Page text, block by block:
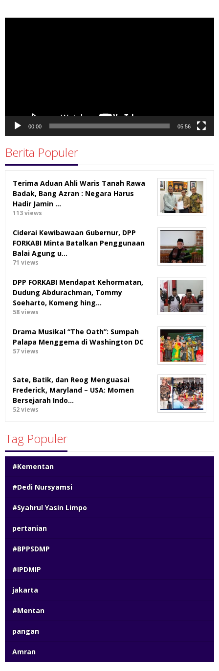
00:00 05:56
Berita Populer
Terima Aduan Ahli Waris Tanah Rawa
Badak, Bang Azran : Negara Harus
Hadir Jamin …
113 views
Ciderai Kewibawaan Gubernur, DPP
FORKABI Minta Batalkan Penggunaan
Balai Agung u…
71 views
DPP FORKABI Mendapat Kehormatan,
Dudung Abdurachman, Tommy
Soeharto, Komeng hing…
58 views
Drama Musikal “The Oath”: Sumpah
Palapa Menggema di Washington DC
57 views
Sate, Batik, dan Reog Menguasai
Frederick, Maryland – USA: Momen
Bersejarah Indo…
52 views
Tag Populer
#Kementan
#Dedi Nursyamsi
#Syahrul Yasin Limpo
pertanian
#BPPSDMP
#IPDMIP
jakarta
#Mentan
pangan
Amran